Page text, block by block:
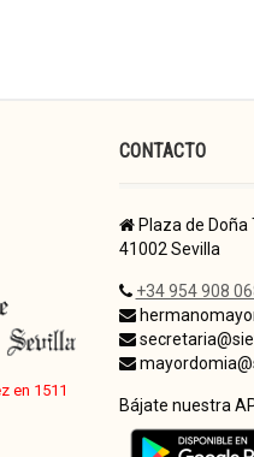
en 1511
CONTACTO
Plaza de Doña
41002 Sevilla
+34 954 908
Bájate nuestra